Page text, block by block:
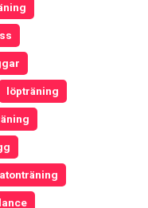
löpträning